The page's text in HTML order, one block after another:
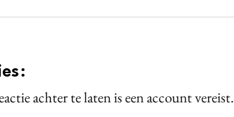
achter te laten is een account vereist.